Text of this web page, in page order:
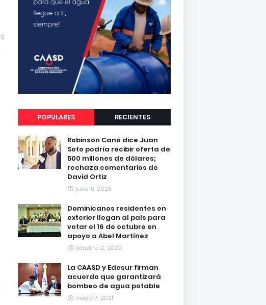
0
POPULARES RECIENTES
Robinson Canó dice Juan
Soto podría recibir oferta de
500 millones de dólares;
rechaza comentarios de
David Ortiz
julio 18, 2023
Dominicanos residentes en
exterior llegan al país para
votar el 16 de octubre en
apoyo a Abel Martínez
octubre 12, 2022
La CAASD y Edesur firman
acuerdo que garantizará
bombeo de agua potable
mayo 17, 2021